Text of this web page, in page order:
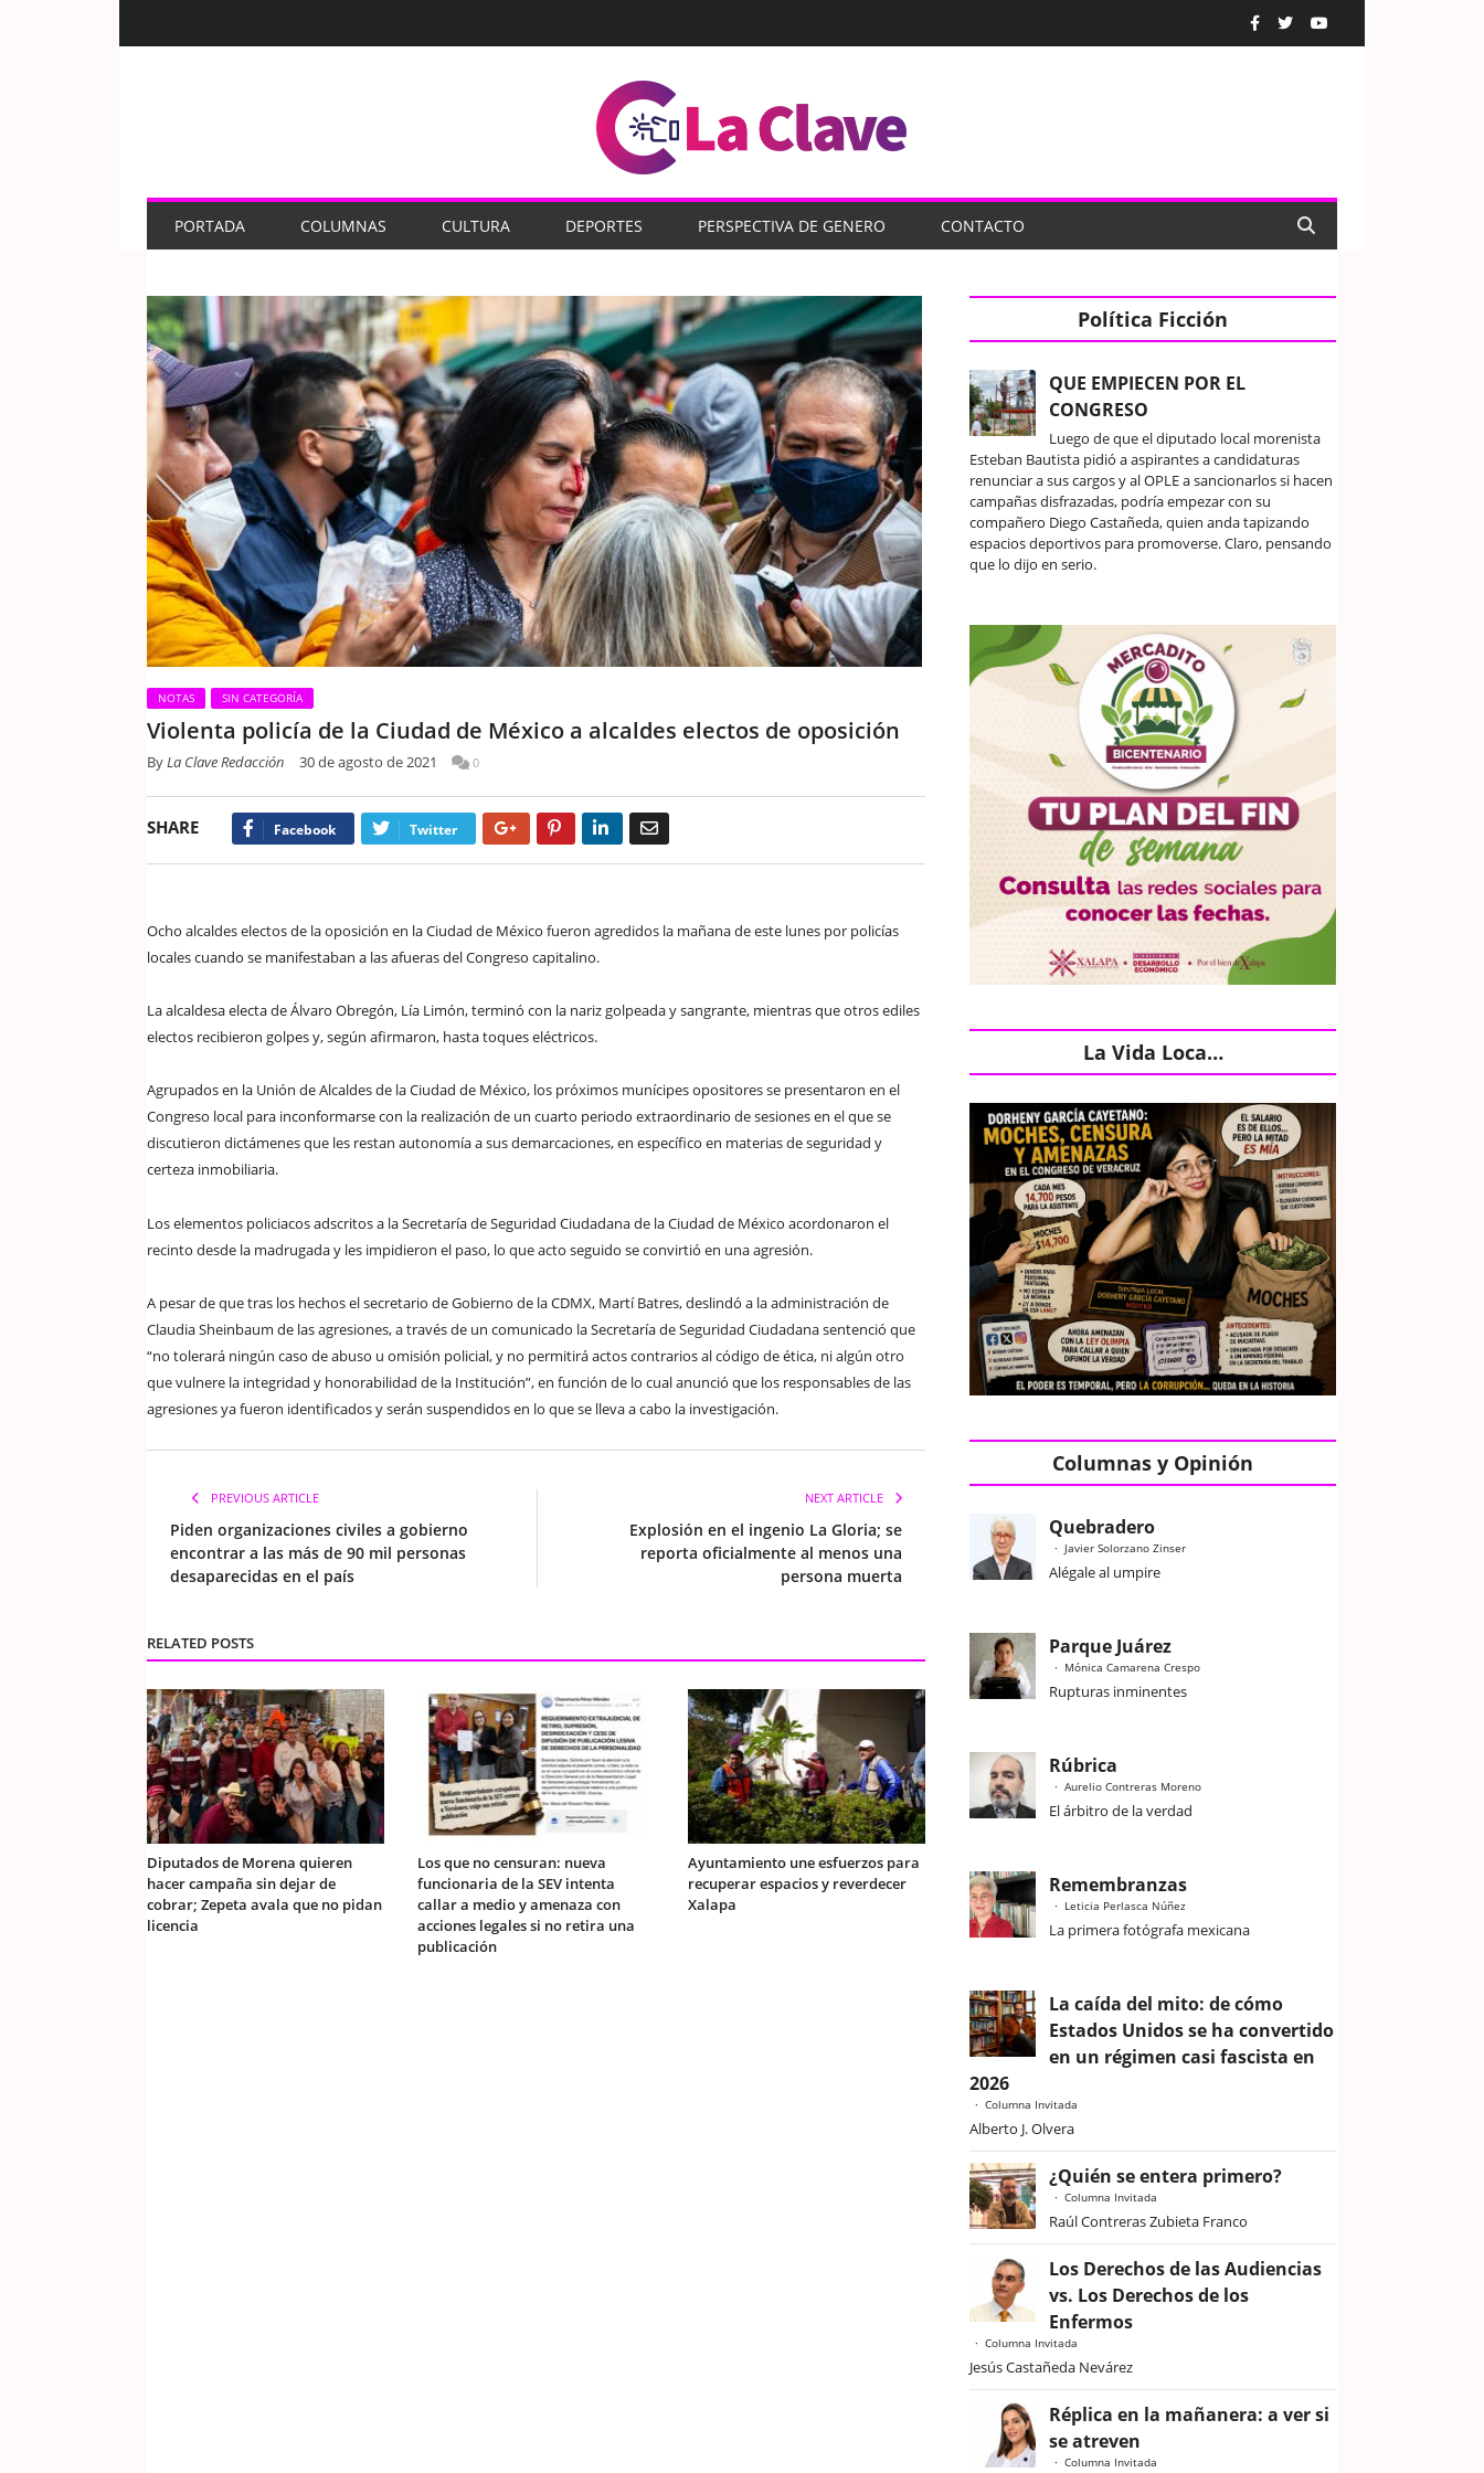
PORTADA COLUMNAS CULTURA DEPORTES PERSPECTIVA DE GENERO CONTACTO
NOTAS SIN CATEGORÍA
Violenta policía de la Ciudad de México a alcaldes electos de oposición
ByLa Clave Redacción 30 de agosto de 2021 0
SHARE Facebook Twitter Google+ Pinterest LinkedIn
Ocho alcaldes electos de la oposición en la Ciudad de México fueron agredidos la mañana de este lunes por policías
locales cuando se manifestaban a las afueras del Congreso capitalino.
La alcaldesa electa de Álvaro Obregón, Lía Limón, terminó con la nariz golpeada y sangrante, mientras que otros ediles
electos recibieron golpes y, según afirmaron, hasta toques eléctricos.
Agrupados en la Unión de Alcaldes de la Ciudad de México, los próximos munícipes opositores se presentaron en el
Congreso local para inconformarse con la realización de un cuarto periodo extraordinario de sesiones en el que se
discutieron dictámenes que les restan autonomía a sus demarcaciones, en específico en materias de seguridad y
certeza inmobiliaria.
Los elementos policiacos adscritos a la Secretaría de Seguridad Ciudadana de la Ciudad de México acordonaron el
recinto desde la madrugada y les impidieron el paso, lo que acto seguido se convirtió en una agresión.
A pesar de que tras los hechos el secretario de Gobierno de la CDMX, Martí Batres, deslindó a la administración de
Claudia Sheinbaum de las agresiones, a través de un comunicado la Secretaría de Seguridad Ciudadana sentenció que
“no tolerará ningún caso de abuso u omisión policial, y no permitirá actos contrarios al código de ética, ni algún otro
que vulnere la integridad y honorabilidad de la Institución”, en función de lo cual anunció que los responsables de las
agresiones ya fueron identificados y serán suspendidos en lo que se lleva a cabo la investigación.
PREVIOUS ARTICLE
Piden organizaciones civiles a gobierno
encontrar a las más de 90 mil personas
desaparecidas en el país
NEXT ARTICLE
Explosión en el ingenio La Gloria; se
reporta oficialmente al menos una
persona muerta
RELATED POSTS
Diputados de Morena quieren
hacer campaña sin dejar de
cobrar; Zepeta avala que no pidan
licencia
Los que no censuran: nueva
funcionaria de la SEV intenta
callar a medio y amenaza con
acciones legales si no retira una
publicación
Ayuntamiento une esfuerzos para
recuperar espacios y reverdecer
Xalapa
Política Ficción
QUE EMPIECEN POR EL
CONGRESO
Luego de que el diputado local morenista
Esteban Bautista pidió a aspirantes a candidaturas
renunciar a sus cargos y al OPLE a sancionarlos si hacen
campañas disfrazadas, podría empezar con su
compañero Diego Castañeda, quien anda tapizando
espacios deportivos para promoverse. Claro, pensando
que lo dijo en serio.
La Vida Loca…
Columnas y Opinión
Quebradero
Javier Solorzano Zinser
Alégale al umpire
Parque Juárez
Mónica Camarena Crespo
Rupturas inminentes
Rúbrica
Aurelio Contreras Moreno
El árbitro de la verdad
Remembranzas
Leticia Perlasca Núñez
La primera fotógrafa mexicana
La caída del mito: de cómo
Estados Unidos se ha convertido
en un régimen casi fascista en
2026
Columna Invitada
Alberto J. Olvera
¿Quién se entera primero?
Columna Invitada
Raúl Contreras Zubieta Franco
Los Derechos de las Audiencias
vs. Los Derechos de los
Enfermos
Columna Invitada
Jesús Castañeda Nevárez
Réplica en la mañanera: a ver si
se atreven
Columna Invitada